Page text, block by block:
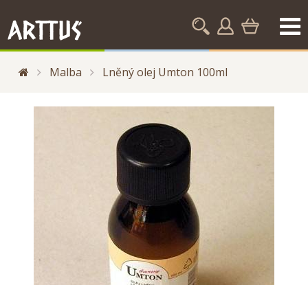
Malba Lněný olej Umton 100ml